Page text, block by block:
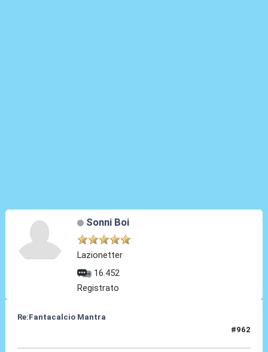
Sonni Boi
Lazionetter
16.452
Registrato
Re:Fantacalcio Mantra
#962